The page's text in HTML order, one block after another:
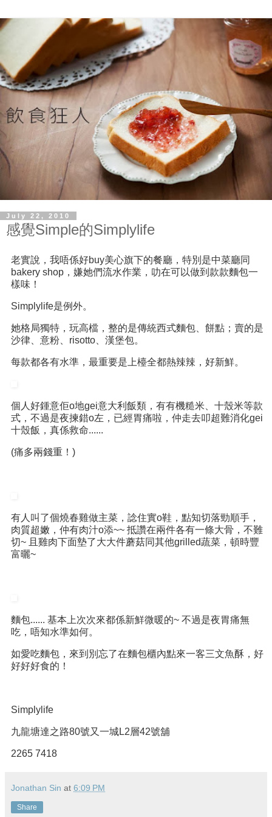
July 22, 2010
感覺Simple的Simplylife
老實說，我唔係好buy美心旗下的餐廳，特別是中菜廳同
bakery shop，嫌她們流水作業，叻在可以做到款款麵包一
樣味！
Simplylife是例外。
她格局獨特，玩高檔，整的是傳統西式麵包、餅點；賣的是
沙律、意粉、risotto、漢堡包。
每款都各有水準，最重要是上檯全都熱辣辣，好新鮮。
個人好鍾意佢o地gei意大利飯類，有有機糙米、十殼米等款
式，不過是夜揀錯o左，已經胃痛啦，仲走去叩超難消化gei
十殼飯，真係救命......
(痛多兩錢重！)
有人叫了個燒春雞做主菜，諗住實o鞋，點知切落勁順手，
肉質超嫩，仲有肉汁o添~~ 抵讚在兩件各有一條大骨，不難
切~ 且雞肉下面墊了大大件蘑菇同其他grilled蔬菜，頓時豐
富曬~
麵包...... 基本上次次來都係新鮮微暖的~ 不過是夜胃痛無
吃，唔知水準如何。
如愛吃麵包，來到別忘了在麵包櫃內點來一客三文魚酥，好
好好好食的！
Simplylife
九龍塘達之路80號又一城L2層42號舖
2265 7418
Jonathan Sin at 6:09 PM
Share